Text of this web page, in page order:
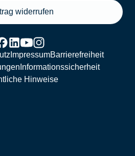
widerrufen
ImpressumBarrierefreiheit
Informationssicherheit
Hinweise